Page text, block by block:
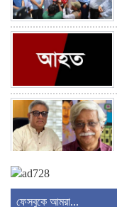
ফেসবুকে আমরা...